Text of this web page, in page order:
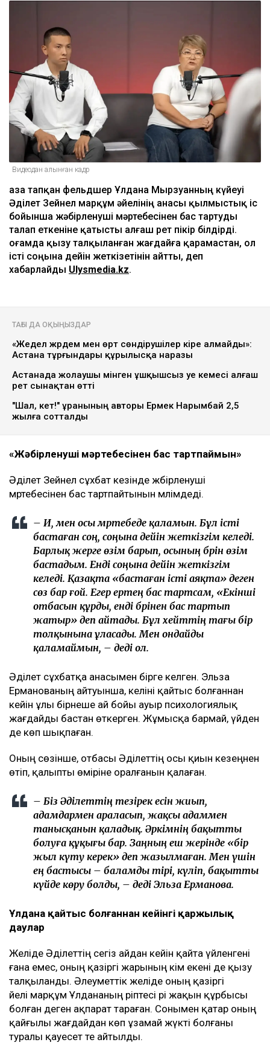
Видеодан алынған кадр
Қаза тапқан фельдшер Ұлдана Мырзуанның күйеуі
Әділет Зейнел марқұм әйелінің анасы қылмыстық іс
бойынша жәбірленуші мәртебесінен бас тартуды
талап еткеніне қатысты алғаш рет пікір білдірді.
Қоғамда қызу талқыланған жағдайға қарамастан, ол
істі соңына дейін жеткізетінін айтты, деп
хабарлайды Ulysmedia.kz.
ТАҒЫ ДА ОҚЫҢЫЗДАР
«Жедел жәрдем мен өрт сөндірушілер кіре алмайды»:
Астана тұрғындары құрылысқа наразы
Астанада жолаушы мінген ұшқышсыз әуе кемесі алғаш
рет сынақтан өтті
"Шал, кет!" ұранының авторы Ермек Нарымбай 2,5
жылға сотталды
«Жәбірленуші мәртебесінен бас тартпаймын»
Әділет Зейнел сұхбат кезінде жәбірленуші
мәртебесінен бас тартпайтынын мәлімдеді.
– Иә, мен осы мәртебеде қаламын. Бұл істі
бастаған соң, соңына дейін жеткізгім келеді.
Барлық жерге өзім барып, осының бәрін өзім
бастадым. Енді соңына дейін жеткізгім
келеді. Қазақта «бастаған істі аяқта» деген
сөз бар ғой. Егер ертең бас тартсам, «Екінші
отбасын құрды, енді бәрінен бас тартып
жатыр» деп айтады. Бұл хейттің тағы бір
толқынына ұласады. Мен ондайды
қаламаймын, – деді ол.
Әділет сұхбатқа анасымен бірге келген. Эльза
Ерманованың айтуынша, келіні қайтыс болғаннан
кейін ұлы бірнеше ай бойы ауыр психологиялық
жағдайды бастан өткерген. Жұмысқа бармай, үйден
де көп шықпаған.
Оның сөзінше, отбасы Әділеттің осы қиын кезеңнен
өтіп, қалыпты өміріне оралғанын қалаған.
– Біз Әділеттің тезірек есін жиып,
адамдармен араласып, жақсы адаммен
танысқанын қаладық. Әркімнің бақытты
болуға құқығы бар. Заңның еш жерінде «бір
жыл күту керек» деп жазылмаған. Мен үшін
ең бастысы – баламды тірі, күліп, бақытты
күйде көру болды, – деді Эльза Ерманова.
Ұлдана қайтыс болғаннан кейінгі қаржылық
даулар
Желіде Әділеттің сегіз айдан кейін қайта үйленгені
ғана емес, оның қазіргі жарының кім екені де қызу
талқыланды. Әлеуметтік желіде оның қазіргі
әйелі марқұм Ұлдананың әріптесі әрі жақын құрбысы
болған деген ақпарат тараған. Сонымен қатар оның
қайғылы жағдайдан көп ұзамай жүкті болғаны
туралы қауесет те айтылды.